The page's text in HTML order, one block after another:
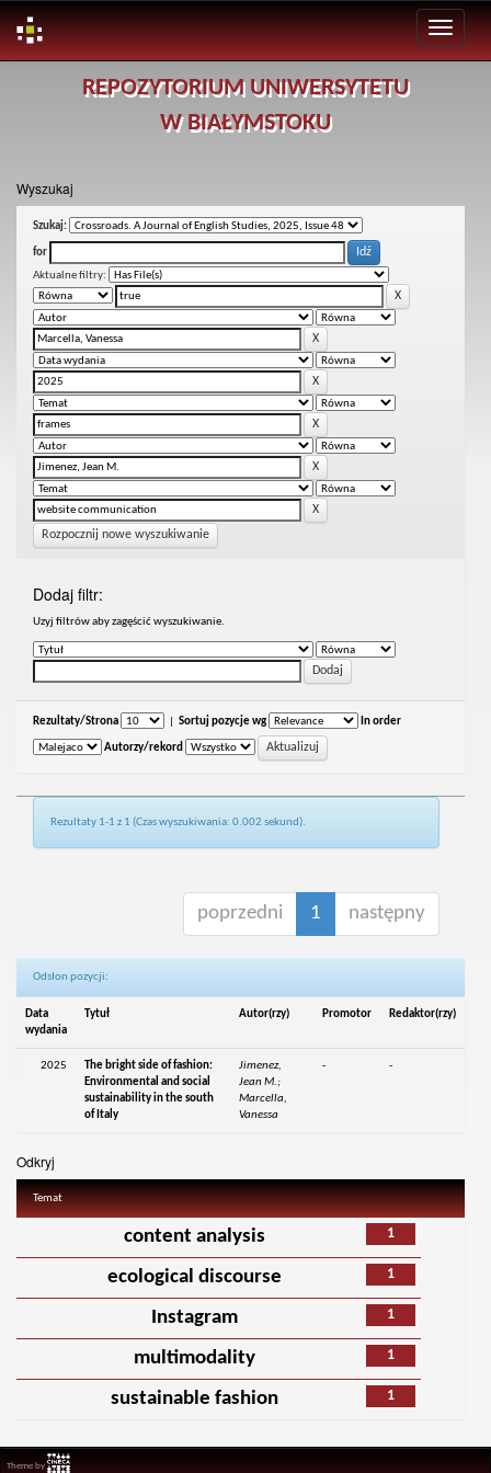
REPOZYTORIUM UNIWERSYTETU
W BIAŁYMSTOKU
Wyszukaj
Szukaj:
for
Aktualne filtry:
Rozpocznij nowe wyszukiwanie
Dodaj filtr:
Uzyj filtrów aby zagęścić wyszukiwanie.
Rezultaty/Strona Sortuj pozycje wg In order
Autorzy/rekord
Rezultaty 1-1 z 1 (Czas wyszukiwania: 0.002 sekund).
poprzedni 1 następny
Odsłon pozycji:
Data
wydania
Tytuł Autor(rzy) Promotor Redaktor(rzy)
2025
The bright side of fashion:
Environmental and social
sustainability in the south
of Italy
Jimenez,
Jean M.;
Marcella,
Vanessa
- -
Odkryj
Temat
1
content analysis
1
ecological discourse
1
Instagram
1
multimodality
1
sustainable fashion
Theme by